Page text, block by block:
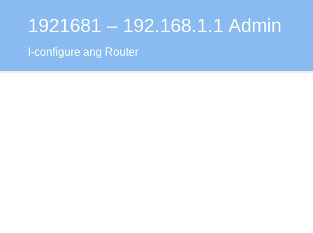
1921681 – 192.168.1.1 Admin
I-configure ang Router